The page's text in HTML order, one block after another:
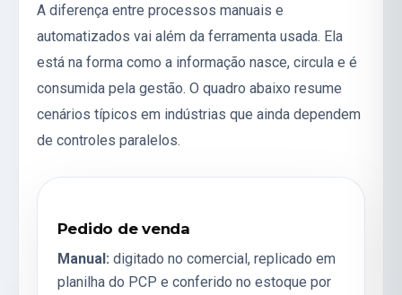
A diferença entre processos manuais e
automatizados vai além da ferramenta usada. Ela
está na forma como a informação nasce, circula e é
consumida pela gestão. O quadro abaixo resume
cenários típicos em indústrias que ainda dependem
de controles paralelos.
Pedido de venda
Manual: digitado no comercial, replicado em
planilha do PCP e conferido no estoque por